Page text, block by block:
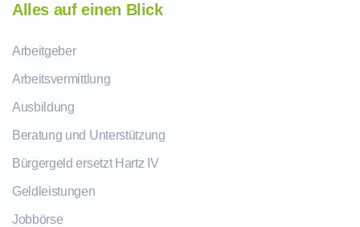
Alles auf einen Blick
Arbeitgeber
Arbeitsvermittlung
Ausbildung
Beratung und Unterstützung
Bürgergeld ersetzt Hartz IV
Geldleistungen
Jobbörse